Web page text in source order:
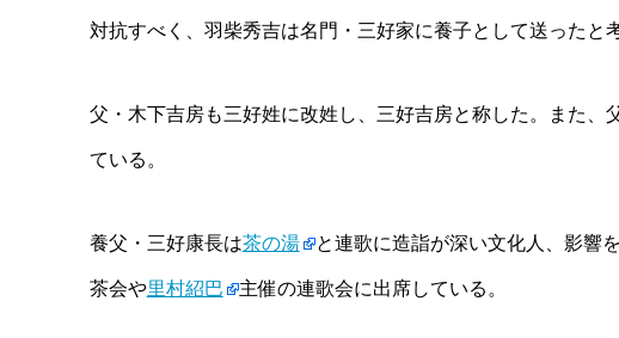
対抗すべく、羽柴秀吉は名門・三好家に養子として送ったと
父・木下吉房も三好姓に改姓し、三好吉房と称した。また
ている。
養父・三好康長は茶の湯 と連歌に造詣が深い文化人、影響
茶会や里村紹巴 主催の連歌会に出席している。